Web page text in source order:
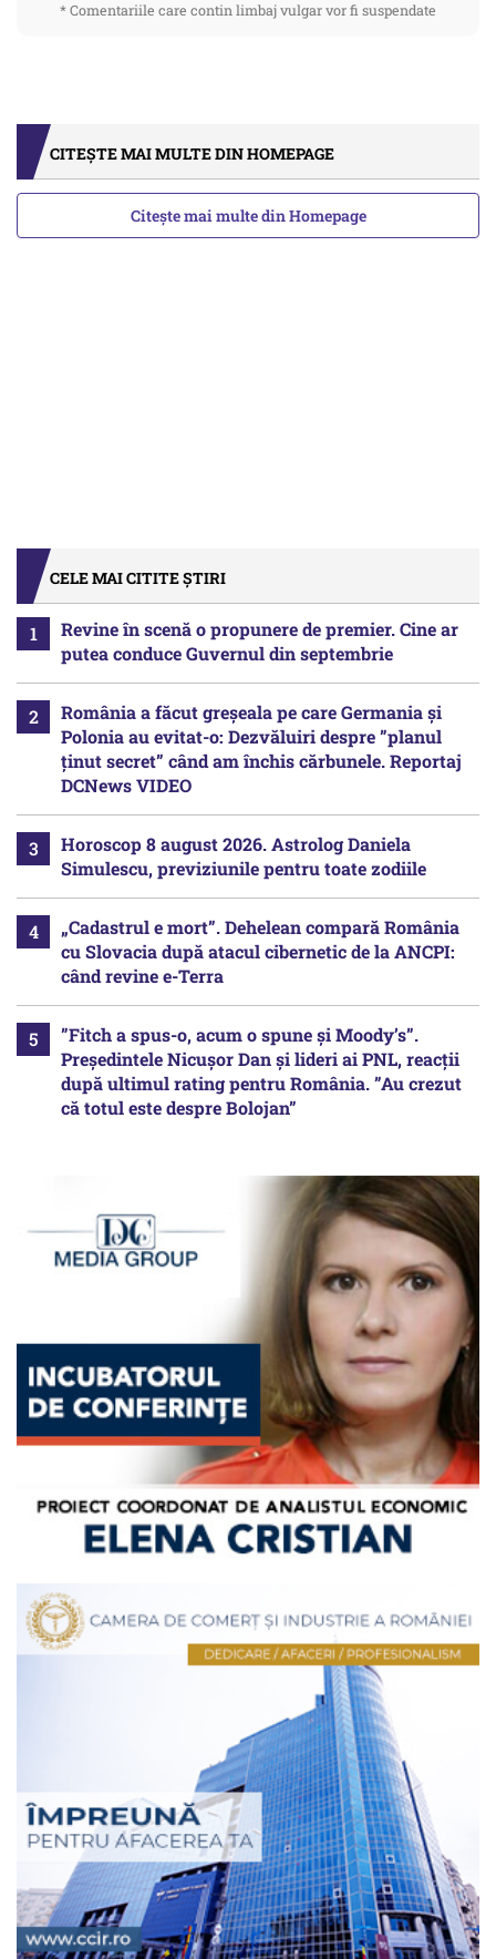
* Comentariile care contin limbaj vulgar vor fi suspendate
CITEȘTE MAI MULTE DIN HOMEPAGE
Citește mai multe din Homepage
CELE MAI CITITE ȘTIRI
Revine în scenă o propunere de premier. Cine ar
putea conduce Guvernul din septembrie
România a făcut greșeala pe care Germania și
Polonia au evitat-o: Dezvăluiri despre ”planul
ținut secret” când am închis cărbunele. Reportaj
DCNews VIDEO
Horoscop 8 august 2026. Astrolog Daniela
Simulescu, previziunile pentru toate zodiile
„Cadastrul e mort”. Dehelean compară România
cu Slovacia după atacul cibernetic de la ANCPI:
când revine e-Terra
”Fitch a spus-o, acum o spune și Moody’s”.
Președintele Nicușor Dan și lideri ai PNL, reacții
după ultimul rating pentru România. ”Au crezut
că totul este despre Bolojan”